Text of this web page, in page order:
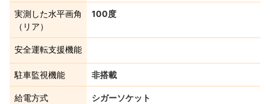
実測した水平画角
（リア）
100度
安全運転支援機能
駐車監視機能 非搭載
給電方式 シガーソケット